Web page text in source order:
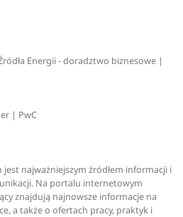
Energii - doradztwo biznesowe |
| PwC
najważniejszym źródłem informacji i
Na portalu internetowym
znajdują najnowsze informacje na
a także o ofertach pracy, praktyk i